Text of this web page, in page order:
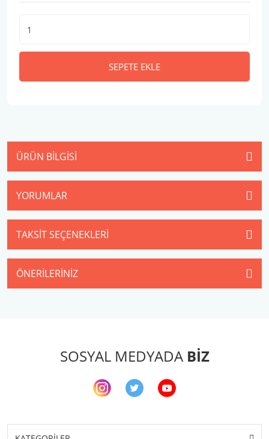
SEPETE EKLE
ÜRÜN BILGISI
YORUMLAR
TAKSIT SEÇENEKLERI
ÖNERILERINIZ
SOSYAL MEDYADA BİZ